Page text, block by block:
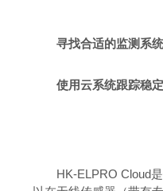
寻找合适的监测系
使用云系统跟踪稳
HK-ELPRO Cloud